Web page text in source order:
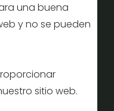
una buena
y no se pueden
sitio web.